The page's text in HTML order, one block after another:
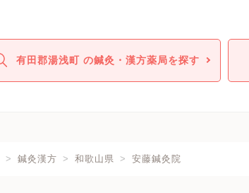
有田郡湯浅町 の鍼灸・漢方薬局を探す
鍼灸漢方 和歌山県 安藤鍼灸院